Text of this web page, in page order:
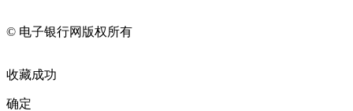
© 电子银行网版权所有
收藏成功
确定